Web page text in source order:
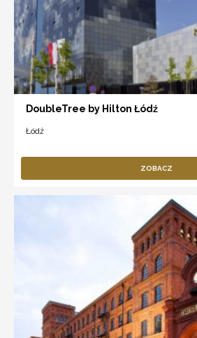
DoubleTree by Hilton Łódź
Łódź
ZOBACZ